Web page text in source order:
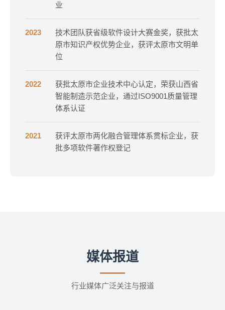
业
2023
技术团队获省级软件设计大赛金奖，获批太
原市知识产权优势企业，获评太原市文明单
位
2022
获批太原市企业技术中心认定，荣获山西省
智能制造示范企业，通过ISO9001质量管理
体系认证
2021
获评太原市两化融合管理体系贯标企业，获
批多项软件著作权登记
媒体报道
行业媒体广泛关注与报道